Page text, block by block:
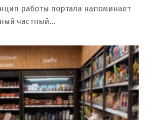
работы портала напоминает
частный…